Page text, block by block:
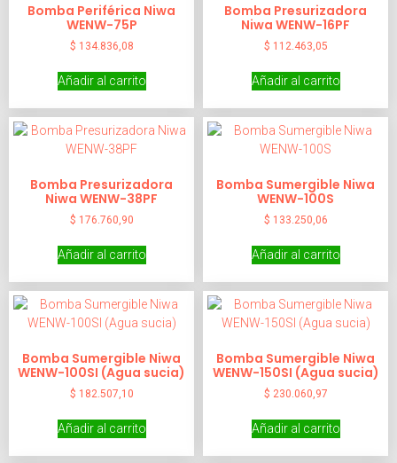
Bomba Periférica Niwa
WENW-75P
$ 134.836,08
Añadir al carrito
Bomba Presurizadora
Niwa WENW-16PF
$ 112.463,05
Añadir al carrito
Bomba Presurizadora
Niwa WENW-38PF
$ 176.760,90
Añadir al carrito
Bomba Sumergible Niwa
WENW-100S
$ 133.250,06
Añadir al carrito
Bomba Sumergible Niwa
WENW-100SI (Agua sucia)
$ 182.507,10
Añadir al carrito
Bomba Sumergible Niwa
WENW-150SI (Agua sucia)
$ 230.060,97
Añadir al carrito